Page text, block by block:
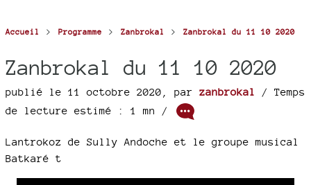
Accueil > Programme > Zanbrokal > Zanbrokal du 11 10 2020
Zanbrokal du 11 10 2020
publié le 11 octobre 2020 par zanbrokal
/ Temps
de lecture estimé : 1 mn /
Lantrokoz de Sully Andoche et le groupe musical
Batkaré t